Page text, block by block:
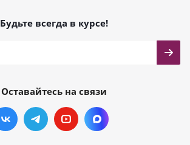
Будьте всегда в курсе!
Оставайтесь на связи